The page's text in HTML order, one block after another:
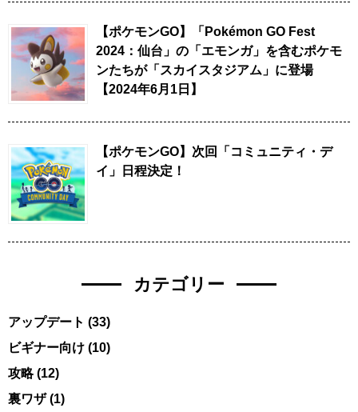
【ポケモンGO】「Pokémon GO Fest
2024：仙台」の「エモンガ」を含むポケモ
ンたちが「スカイスタジアム」に登場
【2024年6月1日】
【ポケモンGO】次回「コミュニティ・デ
イ」日程決定！
カテゴリー
アップデート (33)
ビギナー向け (10)
攻略(12)
裏ワザ(1)